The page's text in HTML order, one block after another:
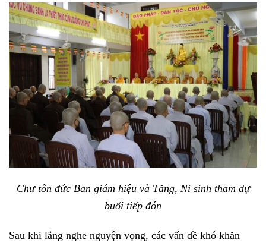
Chư tôn đức Ban giám hiệu và Tăng, Ni sinh tham dự
buổi tiếp đón
Sau khi lắng nghe nguyện vọng, các vấn đề khó khăn